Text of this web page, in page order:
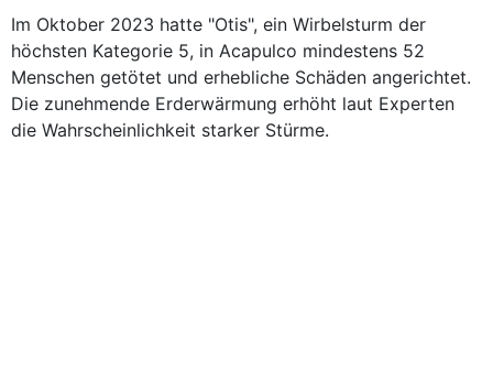
Im Oktober 2023 hatte "Otis", ein Wirbelsturm der
höchsten Kategorie 5, in Acapulco mindestens 52
Menschen getötet und erhebliche Schäden angerichtet.
Die zunehmende Erderwärmung erhöht laut Experten
die Wahrscheinlichkeit starker Stürme.